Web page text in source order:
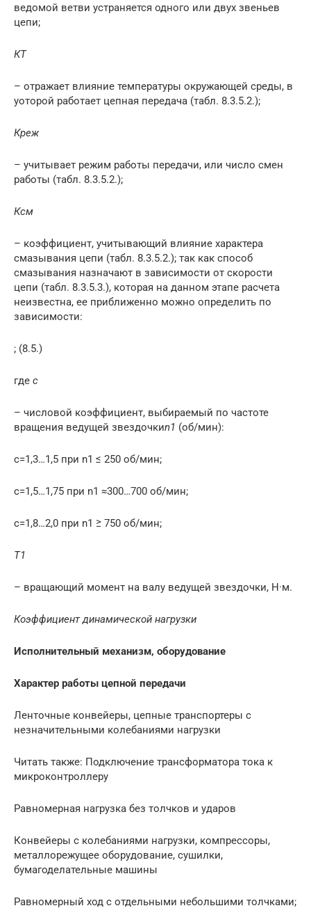
ведомой ветви устраняется одного или двух звеньев
цепи;
КТ
– отражает влияние температуры окружающей среды, в
уоторой работает цепная передача (табл. 8.3.5.2.);
Креж
– учитывает режим работы передачи, или число смен
работы (табл. 8.3.5.2.);
Ксм
– коэффициент, учитывающий влияние характера
смазывания цепи (табл. 8.3.5.2.); так как способ
смазывания назначают в зависимости от скорости
цепи (табл. 8.3.5.3.), которая на данном этапе расчета
неизвестна, ее приближенно можно определить по
зависимости:
; (8.5.)
где с
– числовой коэффициент, выбираемый по частоте
вращения ведущей звездочкиn1 (об/мин):
с=1,3…1,5 при n1 ≤ 250 об/мин;
с=1,5…1,75 при n1 ≈300…700 об/мин;
с=1,8…2,0 при n1 ≥ 750 об/мин;
Т1
– вращающий момент на валу ведущей звездочки, Н·м.
Коэффициент динамической нагрузки
Исполнительный механизм, оборудование
Характер работы цепной передачи
Ленточные конвейеры, цепные транспортеры с
незначительными колебаниями нагрузки
Читать также: Подключение трансформатора тока к
микроконтроллеру
Равномерная нагрузка без толчков и ударов
Конвейеры с колебаниями нагрузки, компрессоры,
металлорежущее оборудование, сушилки,
бумагоделательные машины
Равномерный ход с отдельными небольшими толчками;